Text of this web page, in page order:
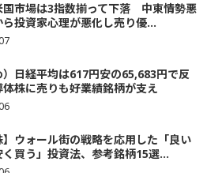
国市場は3指数揃って下落 中東情勢悪
投資家心理が悪化し売り優...
）日経平均は617円安の65,683円で反
株に売りも好業績銘柄が支え
】ウォール街の戦略を応用した「良い
買う」投資法、参考銘柄15選...